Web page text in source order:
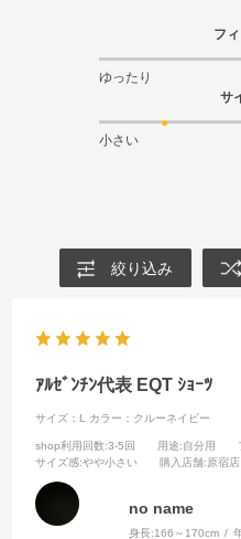
フ
ゆったり
サ
小さい
絞り込み
ｱﾙｾﾞﾝﾁﾝ代表 EQT ｼｮｰﾂ
サイズ：L カラー：クルーネイビー
shop利用回数:3-5回 用途:自分用
サイズ感:やや小さい 購入店舗:原宿店
no name
身長:166～170cm